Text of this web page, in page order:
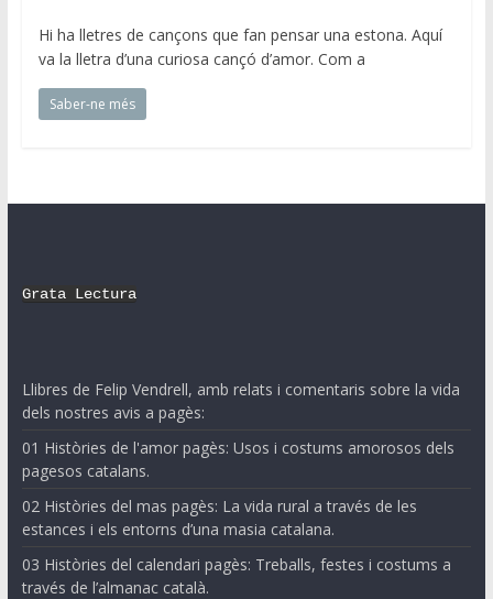
Hi ha lletres de cançons que fan pensar una estona. Aquí
va la lletra d’una curiosa cançó d’amor. Com a
Saber-ne més
Grata Lectura
Llibres de Felip Vendrell, amb relats i comentaris sobre la vida
dels nostres avis a pagès:
01 Històries de l'amor pagès: Usos i costums amorosos dels
pagesos catalans.
02 Històries del mas pagès: La vida rural a través de les
estances i els entorns d’una masia catalana.
03 Històries del calendari pagès: Treballs, festes i costums a
través de l’almanac català.